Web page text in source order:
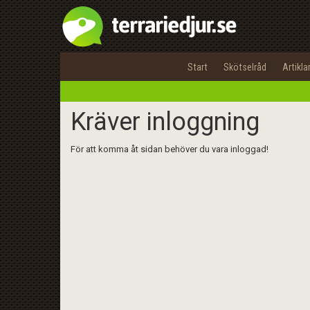
Start Skötselråd Artiklar
Kräver inloggning
För att komma åt sidan behöver du vara inloggad!